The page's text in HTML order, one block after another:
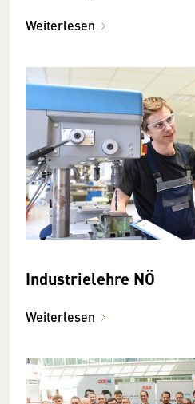
Weiterlesen
Industrielehre NÖ
Weiterlesen